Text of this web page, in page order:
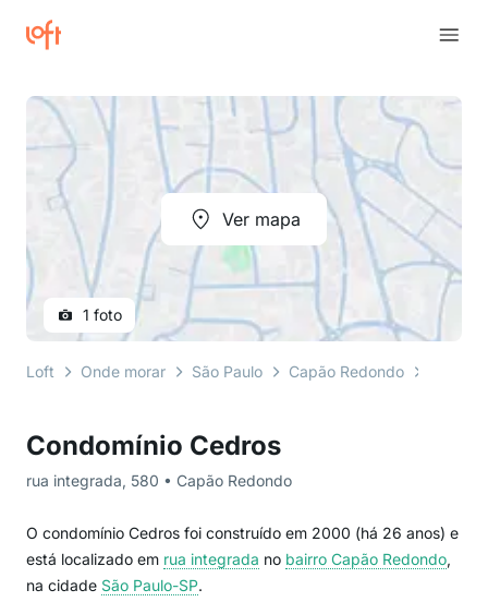
Condomínio Cedros
rua integrada, 580 • Capão Redondo
O condomínio Cedros foi construído em 2000 (há 26 anos) e
está localizado em rua integrada no bairro Capão Redondo,
na cidade São Paulo-SP.
Ver mapa
1 foto
Loft Onde morar São Paulo Capão Redondo